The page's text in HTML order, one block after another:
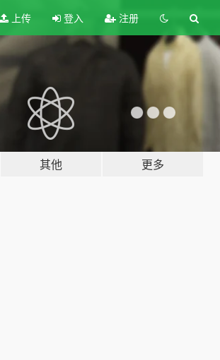
上传 登入 注册
其他 更多